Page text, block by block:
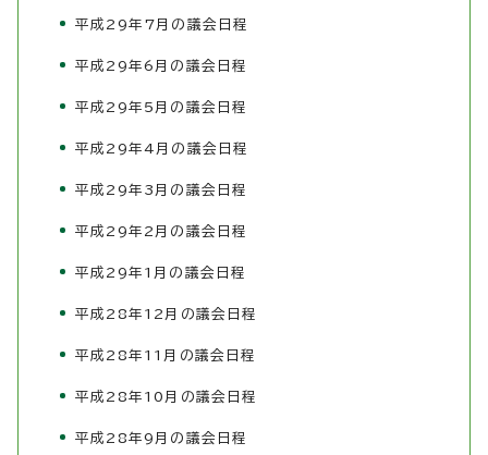
平成29年7月の議会日程
平成29年6月の議会日程
平成29年5月の議会日程
平成29年4月の議会日程
平成29年3月の議会日程
平成29年2月の議会日程
平成29年1月の議会日程
平成28年12月の議会日程
平成28年11月の議会日程
平成28年10月の議会日程
平成28年9月の議会日程